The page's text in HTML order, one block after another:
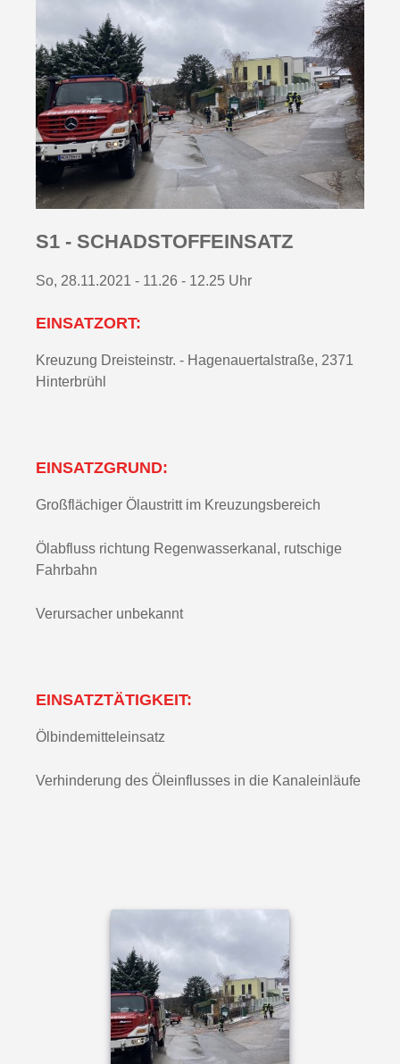
S1 - SCHADSTOFFEINSATZ
So, 28.11.2021 - 11.26 - 12.25 Uhr
EINSATZORT:
Kreuzung Dreisteinstr. - Hagenauertalstraße, 2371
Hinterbrühl
EINSATZGRUND:
Großflächiger Ölaustritt im Kreuzungsbereich
Ölabfluss richtung Regenwasserkanal, rutschige
Fahrbahn
Verursacher unbekannt
EINSATZTÄTIGKEIT:
Ölbindemitteleinsatz
Verhinderung des Öleinflusses in die Kanaleinläufe